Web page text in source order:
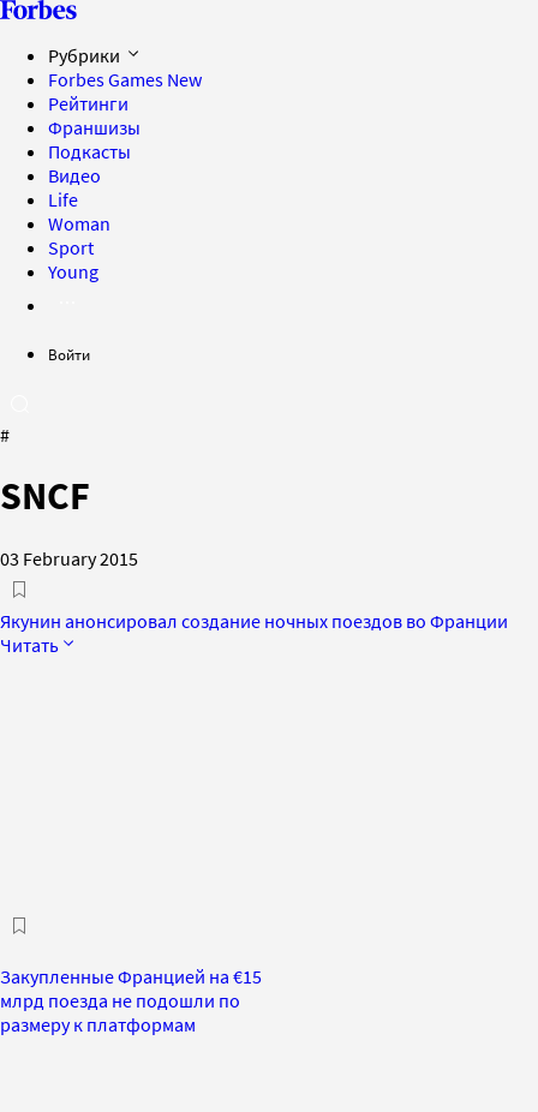
Рубрики
Forbes Games New
Рейтинги
Франшизы
Подкасты
Видео
Life
Woman
Sport
Young
Войти
#
SNCF
03 February 2015
Якунин анонсировал создание ночных поездов во Франции
Читать
Закупленные Францией на €15
млрд поезда не подошли по
размеру к платформам